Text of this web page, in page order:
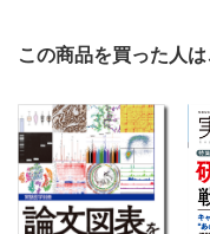
3. アレイ型CRISPR
司】
5. シングルセル解析
介，遊佐宏介】
索引
この商品を買った人